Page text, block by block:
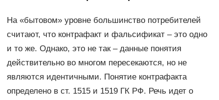
На «бытовом» уровне большинство потребителей
считают, что контрафакт и фальсификат – это одно
и то же. Однако, это не так – данные понятия
действительно во многом пересекаются, но не
являются идентичными. Понятие контрафакта
определено в ст. 1515 и 1519 ГК РФ. Речь идет о